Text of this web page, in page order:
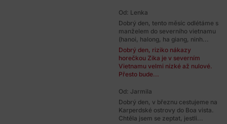
Od: Lenka
Dobrý den, tento měsíc odlétáme s
manželem do severního vietnamu
(hanoi, halong, ha giang, ninh...
Dobrý den, riziko nákazy
horečkou Zika je v severním
Vietnamu velmi nízké až nulové.
Přesto bude...
Od: Jarmila
Dobrý den, v březnu cestujeme na
Karperdské ostrovy do Boa vista.
Chtěla jsem se zeptat, jestli...